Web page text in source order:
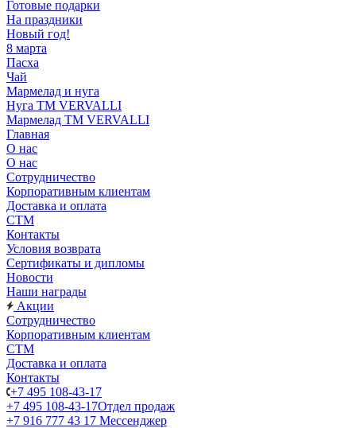
Готовые подарки
На праздники
Новый год!
8 марта
Пасха
Чай
Мармелад и нуга
Нуга ТМ VERVALLI
Мармелад ТМ VERVALLI
Главная
О нас
О нас
Сотрудничество
Корпоративным клиентам
Доставка и оплата
СТМ
Контакты
Условия возврата
Сертификаты и дипломы
Новости
Наши награды
Акции
Сотрудничество
Корпоративным клиентам
СТМ
Доставка и оплата
Контакты
+7 495 108-43-17
+7 495 108-43-17Отдел продаж
+7 916 777 43 17 Мессенджер